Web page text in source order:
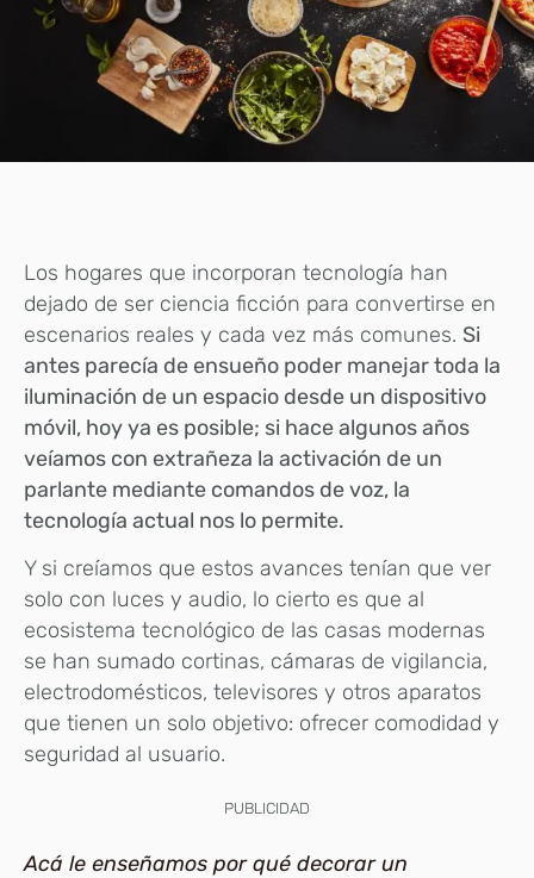
Los hogares que incorporan tecnología han
dejado de ser ciencia ficción para convertirse en
escenarios reales y cada vez más comunes. Si
antes parecía de ensueño poder manejar toda la
iluminación de un espacio desde un dispositivo
móvil, hoy ya es posible; si hace algunos años
veíamos con extrañeza la activación de un
parlante mediante comandos de voz, la
tecnología actual nos lo permite.
Y si creíamos que estos avances tenían que ver
solo con luces y audio, lo cierto es que al
ecosistema tecnológico de las casas modernas
se han sumado cortinas, cámaras de vigilancia,
electrodomésticos, televisores y otros aparatos
que tienen un solo objetivo: ofrecer comodidad y
seguridad al usuario.
PUBLICIDAD
Acá le enseñamos por qué decorar un